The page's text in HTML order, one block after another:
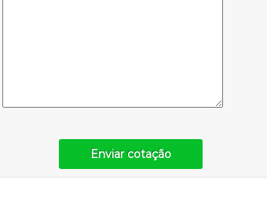
Enviar cotação